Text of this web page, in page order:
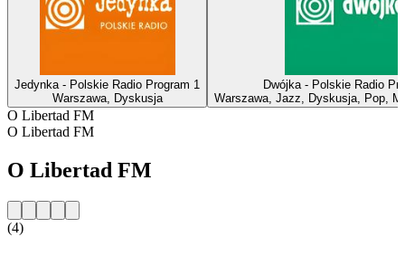
Jedynka - Polskie Radio Program 1
Warszawa, Dyskusja
Dwójka - Polskie Radio
Warszawa, Jazz, Dyskusja, Pop,
O Libertad FM
O Libertad FM
O Libertad FM
(4)